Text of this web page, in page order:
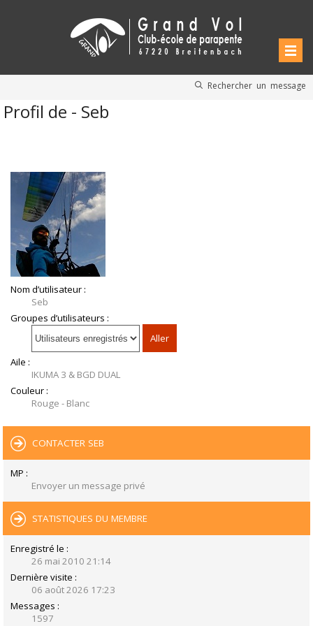
Rechercher un message
Profil de - Seb
Nom d’utilisateur :
Seb
Groupes d’utilisateurs :
Aile :
IKUMA 3 & BGD DUAL
Couleur :
Rouge - Blanc
CONTACTER SEB
MP :
Envoyer un message privé
STATISTIQUES DU MEMBRE
Enregistré le :
26 mai 2010 21:14
Dernière visite :
06 août 2026 17:23
Messages :
1597